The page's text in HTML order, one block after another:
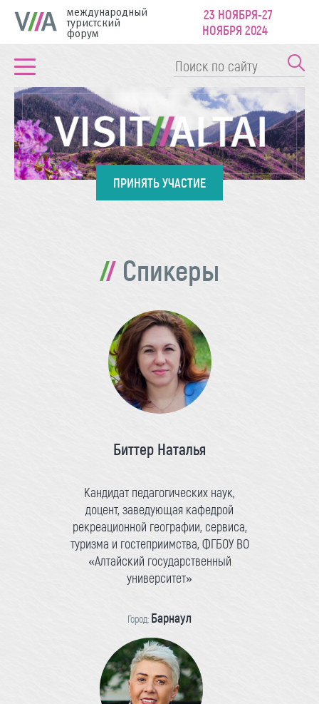
международный
туристский
форум
23 НОЯБРЯ-27
НОЯБРЯ 2024
ПРИНЯТЬ УЧАСТИЕ
Спикеры
Биттер Наталья
Кандидат педагогических наук,
доцент, заведующая кафедрой
рекреационной географии, сервиса,
туризма и гостеприимства, ФГБОУ ВО
«Алтайский государственный
университет»
Город: Барнаул